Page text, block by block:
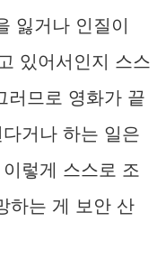
잃거나 인질이
있어서인지 스스
러므로 영화가 끝
거나 하는 일은
렇게 스스로 조
하는 게 보안 산